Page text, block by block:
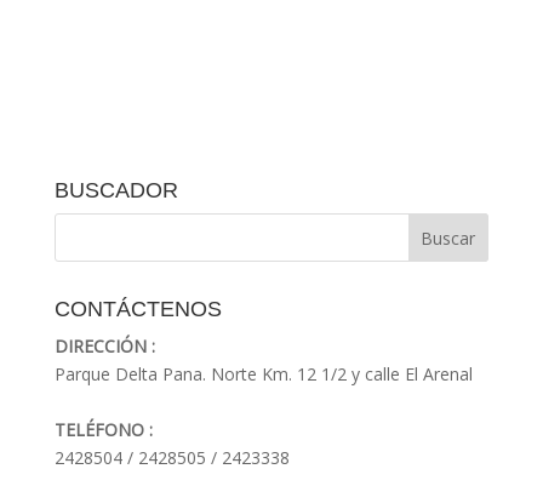
BUSCADOR
CONTÁCTENOS
DIRECCIÓN :
Parque Delta Pana. Norte Km. 12 1/2 y calle El Arenal
TELÉFONO :
2428504 / 2428505 / 2423338